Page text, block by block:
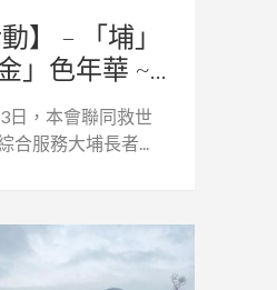
】 – 「埔」
」色年華 ~...
日，本會聯同救世
合服務大埔長者...